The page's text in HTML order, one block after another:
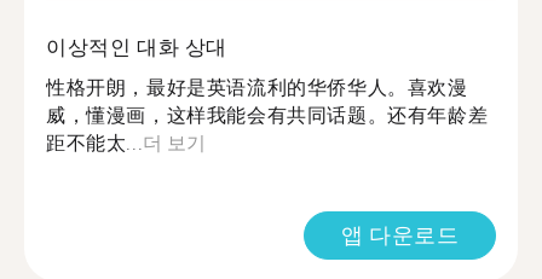
이상적인 대화 상대
性格开朗，最好是英语流利的华侨华人。喜欢漫
威，懂漫画，这样我能会有共同话题。还有年龄差
距不能太... 더 보기
앱 다운로드